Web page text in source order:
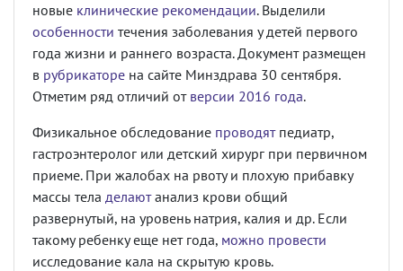
новые клинические рекомендации. Выделили
особенности течения заболевания у детей первого
года жизни и раннего возраста. Документ размещен
в рубрикаторе на сайте Минздрава 30 сентября.
Отметим ряд отличий от версии 2016 года.
Физикальное обследование проводятпедиатр,
гастроэнтеролог или детский хирург при первичном
приеме. При жалобах на рвоту и плохую прибавку
массы тела делаютанализ крови общий
развернутый, на уровень натрия, калия и др. Если
такому ребенку еще нет года, можно провести
исследование кала на скрытую кровь.